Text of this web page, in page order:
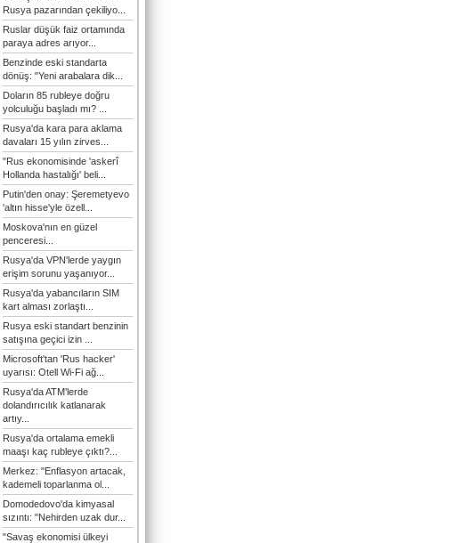
Rusya pazarından çekiliyo...
Ruslar düşük faiz ortamında
paraya adres arıyor...
Benzinde eski standarta
dönüş: "Yeni arabalara dik...
Doların 85 rubleye doğru
yolculuğu başladı mı? ...
Rusya'da kara para aklama
davaları 15 yılın zirves...
"Rus ekonomisinde 'askerî
Hollanda hastalığı' beli...
Putin'den onay: Şeremetyevo
'altın hisse'yle özell...
Moskova'nın en güzel
penceresi...
Rusya'da VPN'lerde yaygın
erişim sorunu yaşanıyor...
Rusya'da yabancıların SIM
kart alması zorlaştı...
Rusya eski standart benzinin
satışına geçici izin ...
Microsoft'tan 'Rus hacker'
uyarısı: Otell Wi-Fi ağ...
Rusya'da ATM'lerde
dolandırıcılık katlanarak
artıy...
Rusya'da ortalama emekli
maaşı kaç rubleye çıktı?...
Merkez: "Enflasyon artacak,
kademeli toparlanma ol...
Domodedovo'da kimyasal
sızıntı: "Nehirden uzak dur...
"Savaş ekonomisi ülkeyi